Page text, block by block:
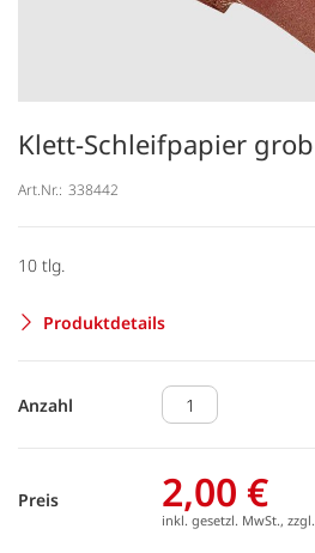
Klett-Schleifpapier grob
Art.Nr.: 338442
10 tlg.
Produktdetails
Anzahl
Preis 2,00 €
inkl. gesetzl. MwSt., zzgl.